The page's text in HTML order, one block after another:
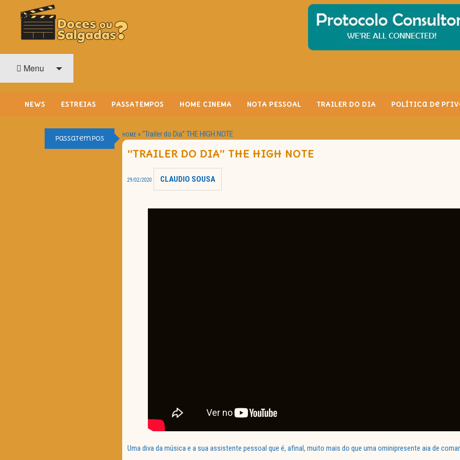
O Cinema? Uma Paixão!!
Menu
NEWS ESTREIAS PASSATEMPOS HOME CINEMA NOTA PESSOAL TRAILER DO DIA Política de
Passatempos HOME »“Trailer do Dia” THE HIGH NOTE
“TRAILER DO DIA” THE HIGH NOTE
29/02/2020 CLAUDIO SOUSA
Uma diva da música e a sua assistente pessoal que é, afinal, muito mais do que uma ominipresente aia de